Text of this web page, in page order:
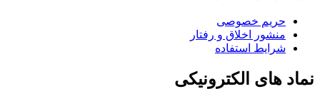
حریم خصوصی
منشور اخلاق و رفتار
شرایط استفاده
نماد های الکترونیکی